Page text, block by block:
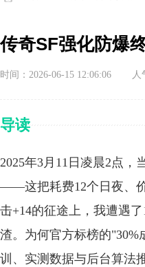
传奇SF强化防爆
时间：2026-06-15 12:06:06 人
导读
2025年3月11日凌晨2点
——这把耗费12个日夜、
击+14的征途上，我遭遇
渣。为何官方标榜的
训、实测数据与后台算法